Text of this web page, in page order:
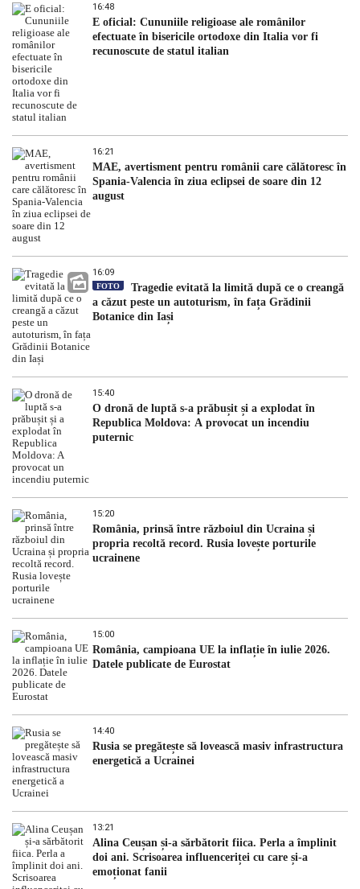
16:48
E oficial: Cununiile religioase ale românilor
efectuate în bisericile ortodoxe din Italia vor fi
recunoscute de statul italian
16:21
MAE, avertisment pentru românii care călătoresc în
Spania-Valencia în ziua eclipsei de soare din 12
august
16:09
FOTO
Tragedie evitată la limită după ce o creangă
a căzut peste un autoturism, în fața Grădinii
Botanice din Iași
15:40
O dronă de luptă s-a prăbușit și a explodat în
Republica Moldova: A provocat un incendiu
puternic
15:20
România, prinsă între războiul din Ucraina și
propria recoltă record. Rusia lovește porturile
ucrainene
15:00
România, campioana UE la inflație în iulie 2026.
Datele publicate de Eurostat
14:40
Rusia se pregătește să lovească masiv infrastructura
energetică a Ucrainei
13:21
Alina Ceușan și-a sărbătorit fiica. Perla a împlinit
doi ani. Scrisoarea influenceriței cu care și-a
emoționat fanii